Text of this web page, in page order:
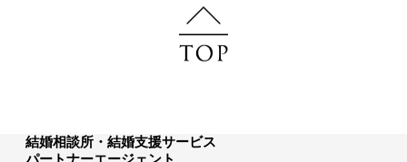
結婚相談所・結婚支援サービス
パートナーエージェント